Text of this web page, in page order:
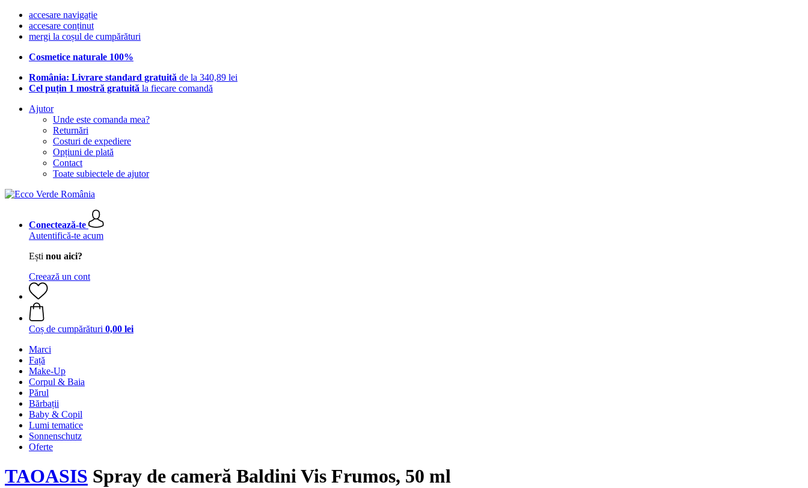
accesare navigație
accesare conținut
mergi la coșul de cumpărături
Cosmetice naturale 100%
România: Livrare standard gratuită de la 340,89 lei
Cel puțin 1 mostră gratuită la fiecare comandă
Ajutor
Unde este comanda mea?
Returnări
Costuri de expediere
Opțiuni de plată
Contact
Toate subiectele de ajutor
Conectează-te
Autentifică-te acum
Ești nou aici?
Creează un cont
Coș de cumpărături 0,00 lei
Marci
Față
Make-Up
Corpul & Baia
Părul
Bărbații
Baby & Copil
Lumi tematice
Sonnenschutz
Oferte
TAOASIS Spray de cameră Baldini Vis Frumos, 50 ml